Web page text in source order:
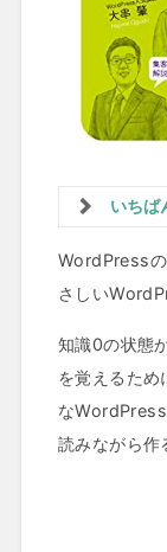
いちば
WordPressの
さしい
知識0の状態
を覚えるため
な
読みながら作